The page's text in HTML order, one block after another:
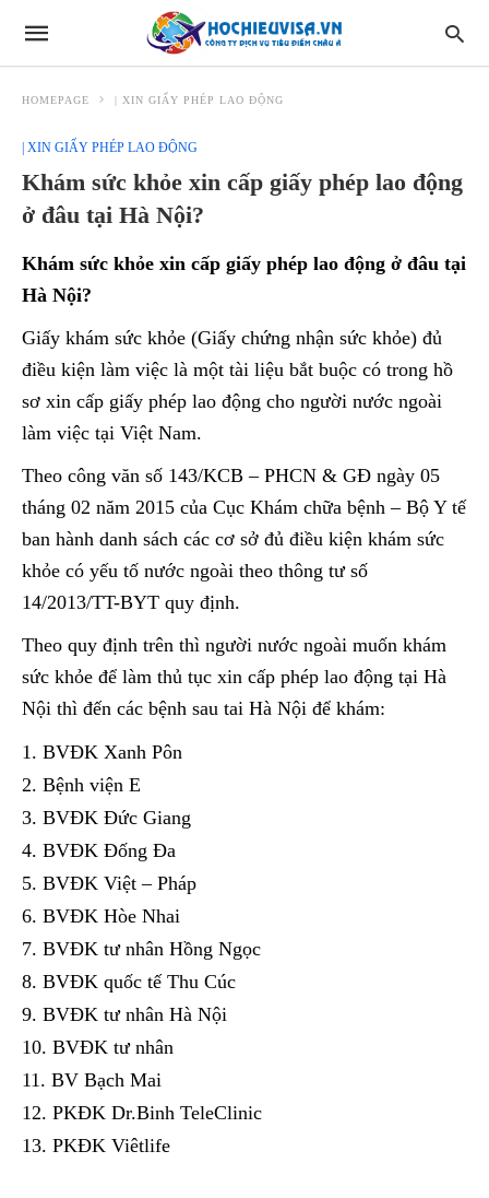
HOMEPAGE | XIN GIẤY PHÉP LAO ĐỘNG
| XIN GIẤY PHÉP LAO ĐỘNG
Khám sức khỏe xin cấp giấy phép lao động
ở đâu tại Hà Nội?
Khám sức khỏe xin cấp giấy phép lao động ở đâu tại
Hà Nội?
Giấy khám sức khỏe (Giấy chứng nhận sức khỏe) đủ
điều kiện làm việc là một tài liệu bắt buộc có trong hồ
sơ xin cấp giấy phép lao động cho người nước ngoài
làm việc tại Việt Nam.
Theo công văn số 143/KCB – PHCN & GĐ ngày 05
tháng 02 năm 2015 của Cục Khám chữa bệnh – Bộ Y tế
ban hành danh sách các cơ sở đủ điều kiện khám sức
khỏe có yếu tố nước ngoài theo thông tư số
14/2013/TT-BYT quy định.
Theo quy định trên thì người nước ngoài muốn khám
sức khỏe để làm thủ tục xin cấp phép lao động tại Hà
Nội thì đến các bệnh sau tai Hà Nội để khám:
BVĐK Xanh Pôn
Bệnh viện E
BVĐK Đức Giang
BVĐK Đống Đa
BVĐK Việt – Pháp
BVĐK Hòe Nhai
BVĐK tư nhân Hồng Ngọc
BVĐK quốc tế Thu Cúc
BVĐK tư nhân Hà Nội
BVĐK tư nhân
BV Bạch Mai
PKĐK Dr.Binh TeleClinic
PKĐK Viêtlife